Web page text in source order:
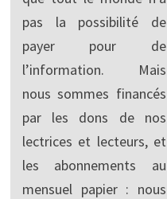
pas la possibilité de
payer pour de
l’information. Mais
nous sommes financés
par les dons de nos
lectrices et lecteurs, et
les abonnements au
mensuel papier : nous